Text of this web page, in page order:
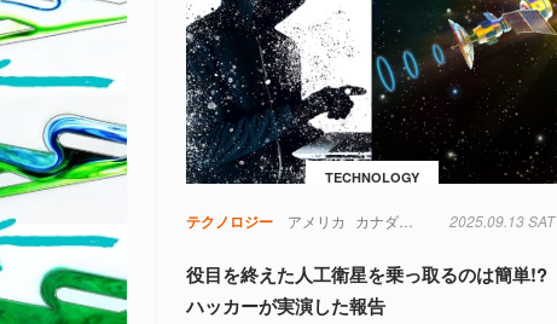
TECHNOLOGY
テクノロジー アメリカ カナダ コンピュータ 軍事
2025.09.13 SAT
役目を終えた人工衛星を乗っ取るのは簡単!?
ハッカーが実演した報告